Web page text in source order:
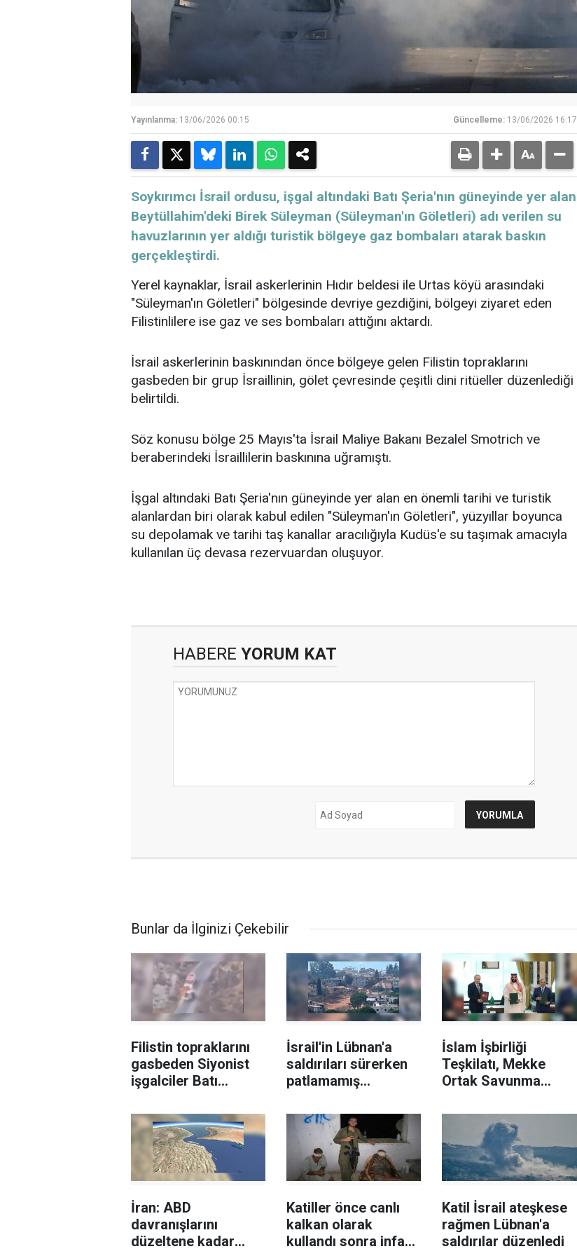
Yayınlanma: 13/06/2026 00:15 Güncelleme: 13/06/2026 16:17
Soykırımcı İsrail ordusu, işgal altındaki Batı Şeria'nın güneyinde yer alan
Beytüllahim'deki Birek Süleyman (Süleyman'ın Göletleri) adı verilen su
havuzlarının yer aldığı turistik bölgeye gaz bombaları atarak baskın
gerçekleştirdi.
Yerel kaynaklar, İsrail askerlerinin Hıdır beldesi ile Urtas köyü arasındaki
"Süleyman'ın Göletleri" bölgesinde devriye gezdiğini, bölgeyi ziyaret eden
Filistinlilere ise gaz ve ses bombaları attığını aktardı.
İsrail askerlerinin baskınından önce bölgeye gelen Filistin topraklarını
gasbeden bir grup İsraillinin, gölet çevresinde çeşitli dini ritüeller düzenlediği
belirtildi.
Söz konusu bölge 25 Mayıs'ta İsrail Maliye Bakanı Bezalel Smotrich ve
beraberindeki İsraillilerin baskınına uğramıştı.
İşgal altındaki Batı Şeria'nın güneyinde yer alan en önemli tarihi ve turistik
alanlardan biri olarak kabul edilen "Süleyman'ın Göletleri", yüzyıllar boyunca
su depolamak ve tarihi taş kanallar aracılığıyla Kudüs'e su taşımak amacıyla
kullanılan üç devasa rezervuardan oluşuyor.
HABERE YORUM KAT
Bunlar da İlginizi Çekebilir
Filistin topraklarını
gasbeden Siyonist
işgalciler Batı
ambulansına saldırdı
İsrail'in Lübnan'a
saldırıları sürerken
patlamamış
müdahalede 3 asker
yaralandı
İslam İşbirliği
Teşkilatı, Mekke
Ortak Savunma
memnuniyetle
karşıladı
İran: ABD
davranışlarını
düzeltene kadar
Katiller önce canlı
kalkan olarak
kullandı sonra infaz
Katil İsrail ateşkese
rağmen Lübnan'a
saldırılar düzenledi